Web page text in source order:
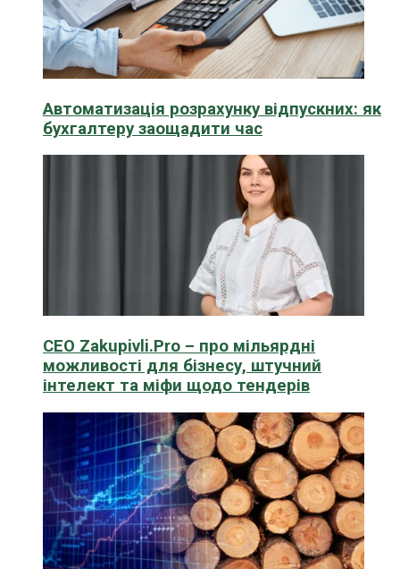
Автоматизація розрахунку відпускних: як
бухгалтеру заощадити час
CEO Zakupivli.Pro – про мільярдні
можливості для бізнесу, штучний
інтелект та міфи щодо тендерів